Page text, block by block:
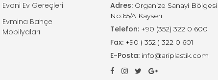
Evoni Ev Gereçleri
Evmina Bahçe
Mobilyaları
Adres: Organize Sanayi
No:65/A Kayseri
Telefon: +90 (352) 322 0 600
Fax: +90 ( 352 ) 322 0 601
E-Posta: info@ariplastik.com